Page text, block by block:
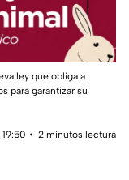
ley que obliga a
para garantizar su
19:50
2 minutos lectura